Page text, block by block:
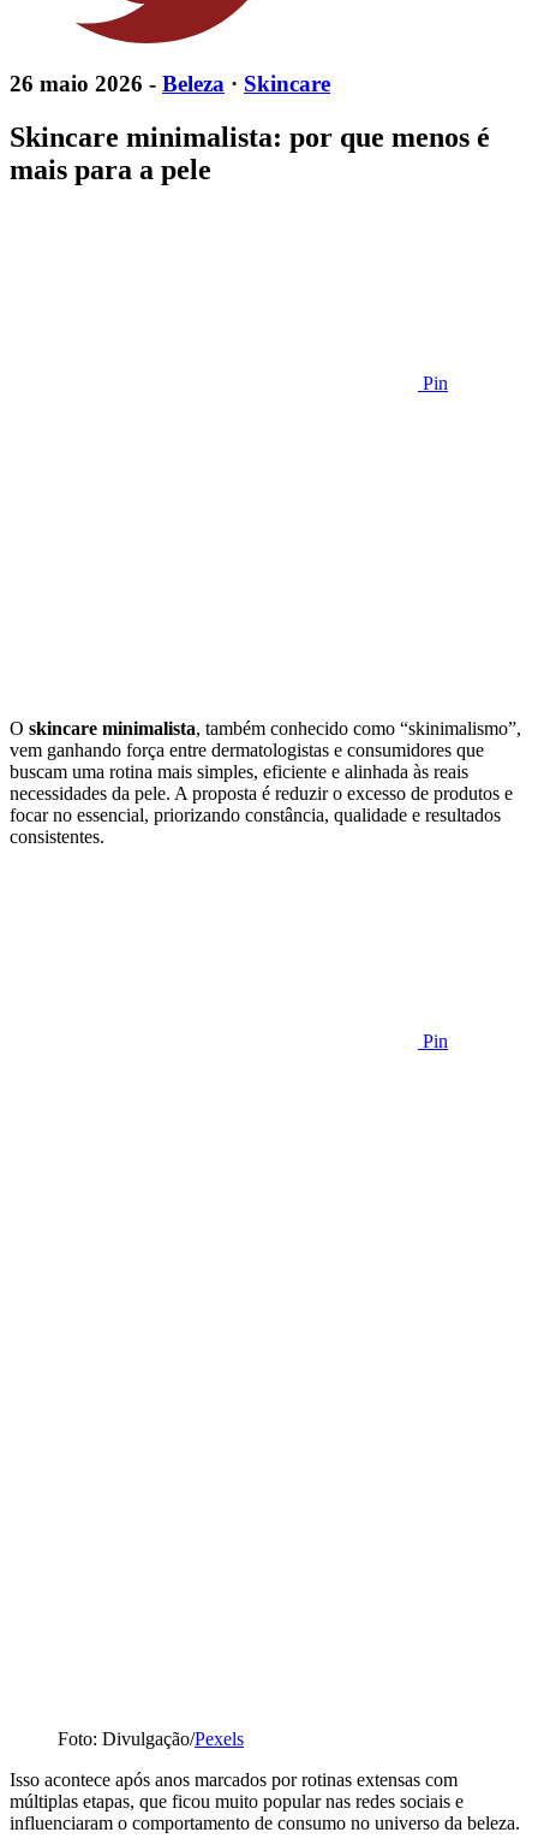
26 maio 2026 - Beleza · Skincare
Skincare minimalista: por que menos é
mais para a pele
Pin
O skincare minimalista, também conhecido como “skinimalismo”,
vem ganhando força entre dermatologistas e consumidores que
buscam uma rotina mais simples, eficiente e alinhada às reais
necessidades da pele. A proposta é reduzir o excesso de produtos e
focar no essencial, priorizando constância, qualidade e resultados
consistentes.
Pin
Foto: Divulgação/Pexels
Isso acontece após anos marcados por rotinas extensas com
múltiplas etapas, que ficou muito popular nas redes sociais e
influenciaram o comportamento de consumo no universo da beleza.